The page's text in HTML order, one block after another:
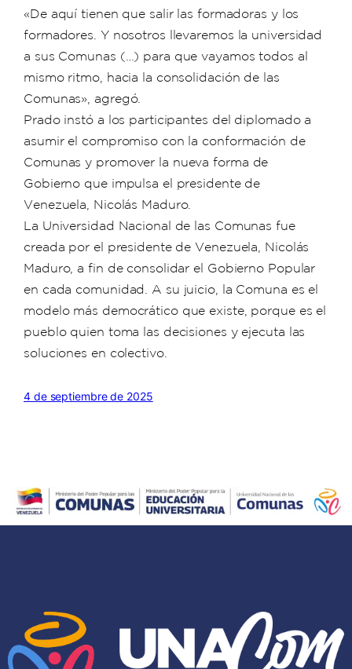
«De aquí tienen que salir las formadoras y los
formadores. Y nosotros llevaremos la universidad
a sus Comunas (…) para que vayamos todos al
mismo ritmo, hacia la consolidación de las
Comunas», agregó.
Prado instó a los participantes del diplomado a
asumir el compromiso con la conformación de
Comunas y promover la nueva forma de
Gobierno que impulsa el presidente de
Venezuela, Nicolás Maduro.
La Universidad Nacional de las Comunas fue
creada por el presidente de Venezuela, Nicolás
Maduro, a fin de consolidar el Gobierno Popular
en cada comunidad. A su juicio, la Comuna es el
modelo más democrático que existe, porque es el
pueblo quien toma las decisiones y ejecuta las
soluciones en colectivo.
4 de septiembre de 2025